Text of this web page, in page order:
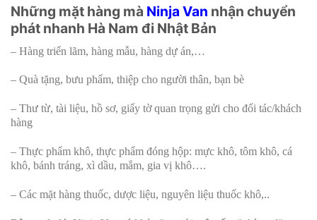
Những mặt hàng mà Ninja Van nhận chuyển
phát nhanh Hà Nam đi Nhật Bản
– Hàng triển lãm, hàng mẫu, hàng dự án,…
– Quà tặng, bưu phẩm, thiệp cho người thân, bạn bè
– Thư từ, tài liệu, hồ sơ, giấy tờ quan trọng gửi cho đối tác/khách
hàng
– Thực phẩm khô, thực phẩm đóng hộp: mực khô, tôm khô, cá
khô, bánh tráng, xì dầu, mắm, gia vị khô….
– Các mặt hàng thuốc, dược liệu, nguyên liệu thuốc khô,..